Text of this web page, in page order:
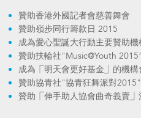
贊助香港外國記者會慈善舞會
贊助嶺步同行籌款日 2015
成為愛心聖誕大行動主要贊助機
贊助扶輪社"Music@Youth
成為⎾明天會更好基金⏌的機構
贊助協青社"協青狂舞派對2015"
贊助⎾伸手助人協會曲奇義賣⏌